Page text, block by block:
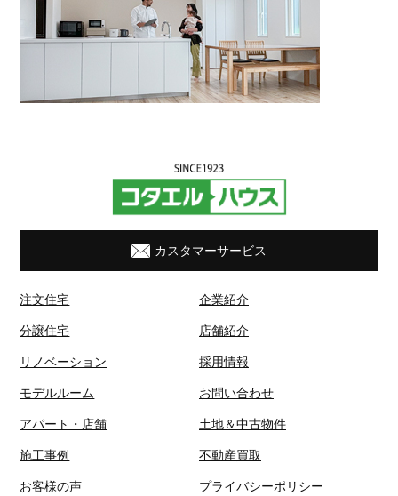
カスタマーサービス
注文住宅
分譲住宅
リノベーション
モデルルーム
アパート・店舗
施工事例
お客様の声
企業紹介
店舗紹介
採用情報
お問い合わせ
土地＆中古物件
不動産買取
プライバシーポリシー